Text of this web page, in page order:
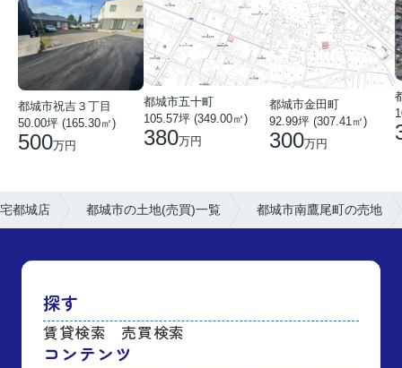
都城市祝吉３丁目
50.00坪 (165.30㎡)
500万円
都城市五十町
105.57坪 (349.00㎡)
380万円
都城市金田町
92.99坪 (307.41㎡)
300万円
都城店 都城市の土地(売買)一覧 都城市南鷹尾町の売地
探す
賃貸検索 売買検索
コンテンツ